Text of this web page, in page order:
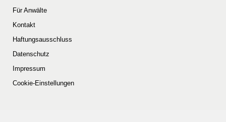
Für Anwälte
Kontakt
Haftungsausschluss
Datenschutz
Impressum
Cookie-Einstellungen